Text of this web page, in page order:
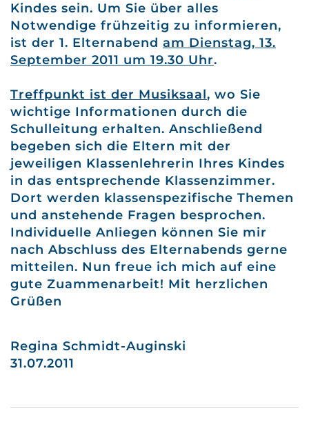
Kindes sein. Um Sie über alles
Notwendige frühzeitig zu informieren,
ist der 1. Elternabend am Dienstag, 13.
September 2011 um 19.30 Uhr.
Treffpunkt ist der Musiksaal, wo Sie
wichtige Informationen durch die
Schulleitung erhalten. Anschließend
begeben sich die Eltern mit der
jeweiligen Klassenlehrerin Ihres Kindes
in das entsprechende Klassenzimmer.
Dort werden klassenspezifische Themen
und anstehende Fragen besprochen.
Individuelle Anliegen können Sie mir
nach Abschluss des Elternabends gerne
mitteilen. Nun freue ich mich auf eine
gute Zuammenarbeit! Mit herzlichen
Grüßen
Regina Schmidt-Auginski
31.07.2011